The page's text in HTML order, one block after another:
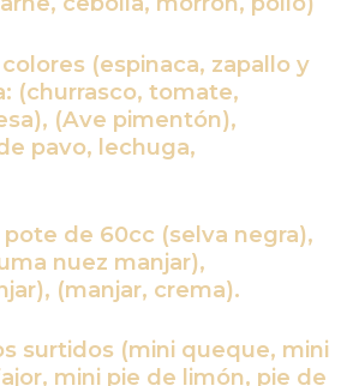
(espinaca, zapallo y
(churrasco, tomate,
(Ave pimentón),
pavo, lechuga,
de 60cc (selva negra),
nuez manjar),
(manjar, crema).
surtidos (mini queque, mini
mini pie de limón, pie de